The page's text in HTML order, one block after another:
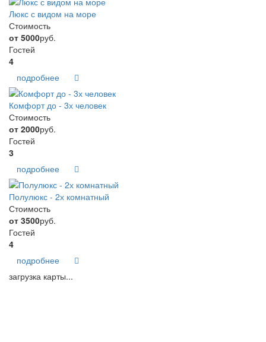
Люкс с видом на море
Стоимость
от 5000руб.
Гостей
4
подробнее
Комфорт до - 3х человек
Стоимость
от 2000руб.
Гостей
3
подробнее
Полулюкс - 2х комнатный
Стоимость
от 3500руб.
Гостей
4
подробнее
загрузка карты...